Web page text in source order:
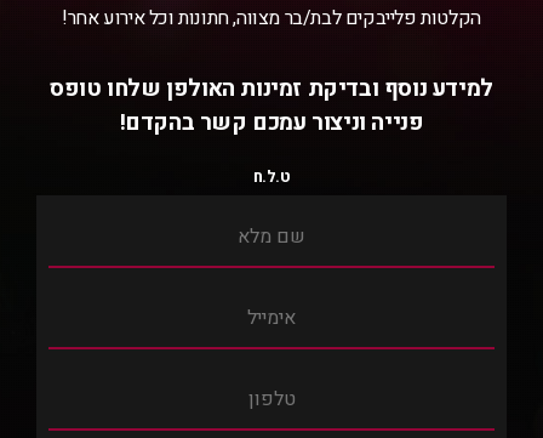
הקלטות פלייבקים לבת/בר מצווה, חתונות וכל אירוע אחר!
למידע נוסף ובדיקת זמינות האולפן שלחו טופס
פנייה וניצור עמכם קשר בהקדם!
ט.ל.ח